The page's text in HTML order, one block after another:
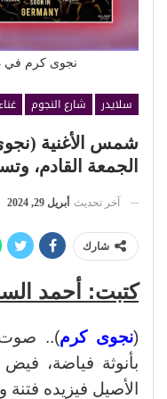
نجوى كرم في
سلايدر شارع النجوم
شمس الأغنية
الجمعة القادم،
آخر تحديث أبريل 29, 2024
شارك
كتبت: أحمد
(نجوى كرم).. صوت
بأنوثة فياضة،
الأصيل فيزيده فتنة